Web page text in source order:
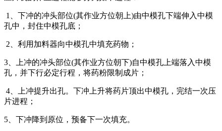
1、下冲的冲头部位(其作业方位朝上)由中模孔下端伸入中模
孔中，封住中模孔底；
2、利用加料器向中模孔中填充药物；
3、上冲的冲头部位(其作业方位朝下)自中模孔上端落入中模
孔，并下行必定行程，将药粉限制成片；
4、上冲提升出孔。下冲上升将药片顶出中模孔，完结一次压
片进程；
5、下冲降到原位，预备下一次填充。